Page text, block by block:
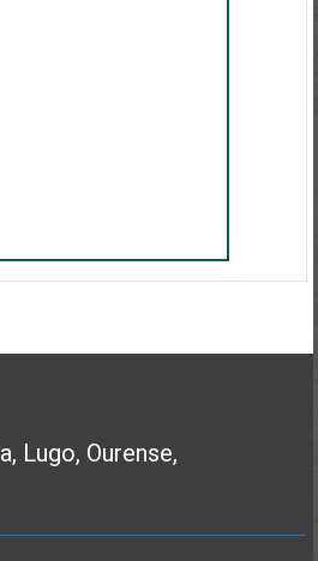
Lugo, Ourense,